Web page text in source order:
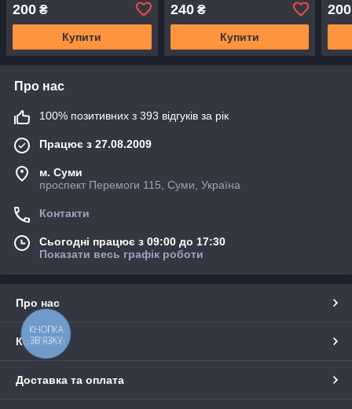
200 ₴
Купити
240₴
Купити
200
Про нас
100% позитивних з 393 відгуків за рік
Працює з 27.08.2009
м. Суми
проспект Перемоги 115, Суми, Україна
Контакти
Сьогодні працює з 09:00 до 17:30
Показати весь графік роботи
Про нас
Контакти
Доставка та оплата
КНОПКА
ЗВ'ЯЗКУ